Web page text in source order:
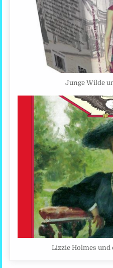
Junge Wilde
Lizzie Holmes und